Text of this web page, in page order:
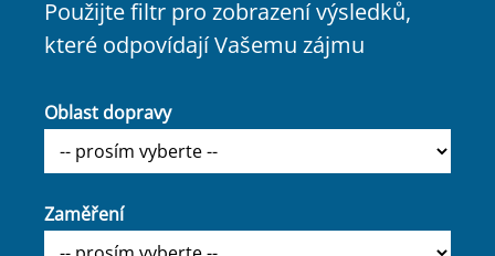
Použijte filtr pro zobrazení výsledků,
které odpovídají Vašemu zájmu
Oblast dopravy
Zaměření